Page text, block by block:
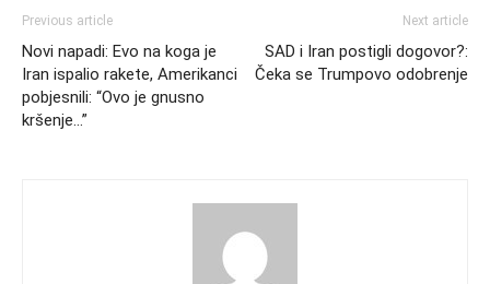
Previous article
Novi napadi: Evo na koga je
Iran ispalio rakete, Amerikanci
pobjesnili: “Ovo je gnusno
kršenje…”
Next article
SAD i Iran postigli dogovor?:
Čeka se Trumpovo odobrenje